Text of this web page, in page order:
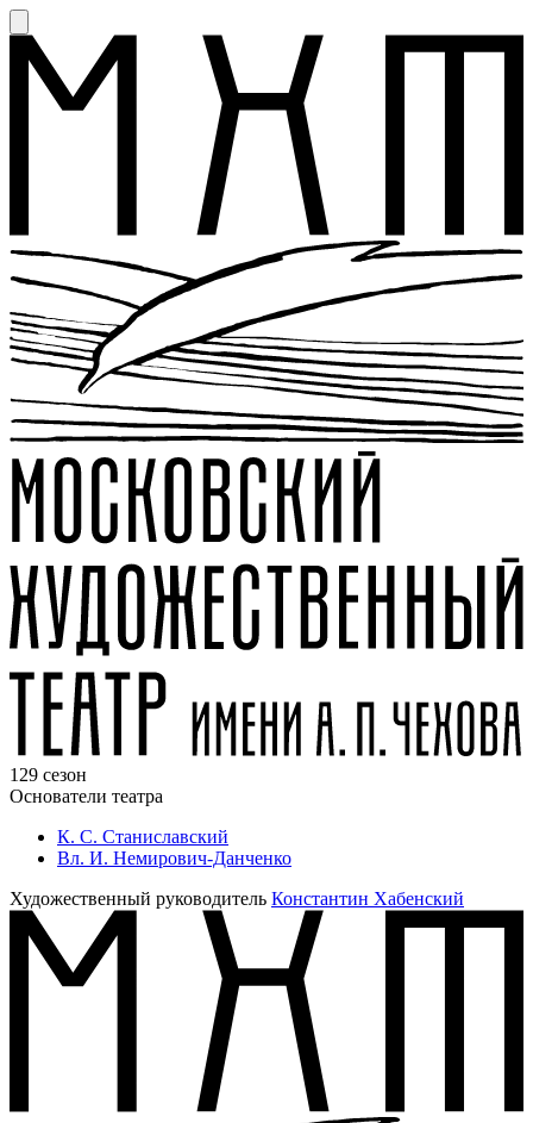
129 сезон
Основатели театра
К. С. Станиславский
Вл. И. Немирович-Данченко
Художественный руководитель Константин Хабенский